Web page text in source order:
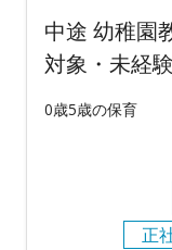
中途 幼稚園
対象・未経
0歳5歳の保育
正